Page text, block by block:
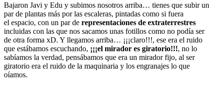
Bajaron Javi y Edu y subimos nosotros arriba… tienes que subir un
par de plantas más por las escaleras, pintadas como si fuera
el espacio, con un par de representaciones de extraterrestres
incluidas con las que nos sacamos unas fotillos como no podía ser
de otra forma xD. Y llegamos arriba… ¡¡¡claro!!!, ese era el ruido
que estábamos escuchando, ¡¡¡el mirador es giratorio!!!, no lo
sabíamos la verdad, pensábamos que era un mirador fijo, al ser
giratorio era el ruido de la maquinaria y los engranajes lo que
oíamos.